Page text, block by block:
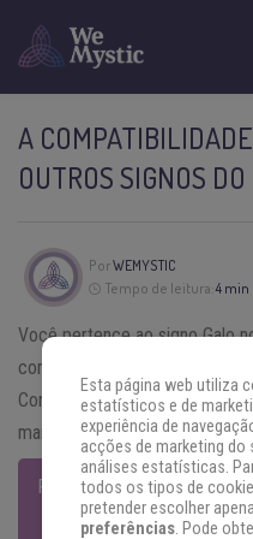
A
OUTROS SIGNOS
PorWEMYSTIC
Tempo de leitura:4 min
Você pertence ao signo Galo
como esse signo se relaciona
Confira abaixo qual deles a
maiores conflitos.
PREVISÕES COMPLETAS DO
Esta página web utiliza
estatísticos e de
experiência de
acções de marketing do
análises estatísticas.
todos os tipos de
pretender escolher
preferências. Pode